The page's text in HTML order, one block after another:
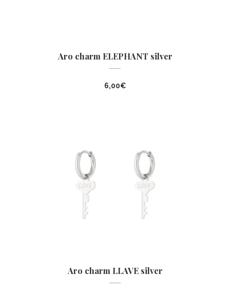
Aro charm ELEPHANT silver
6,00€
Aro charm LLAVE silver